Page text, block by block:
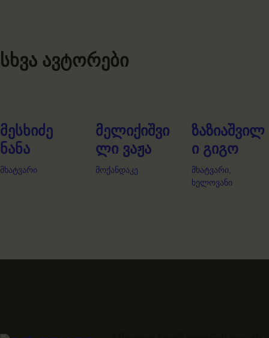
სხვა ავტორები
მესხიძე
ნანა
მხატვარი
მელიქიშვი
ლი ვაჟა
მოქანდაკე
ზაზიაშვილ
ი გიგო
მხატვარი,
ხელოვანი